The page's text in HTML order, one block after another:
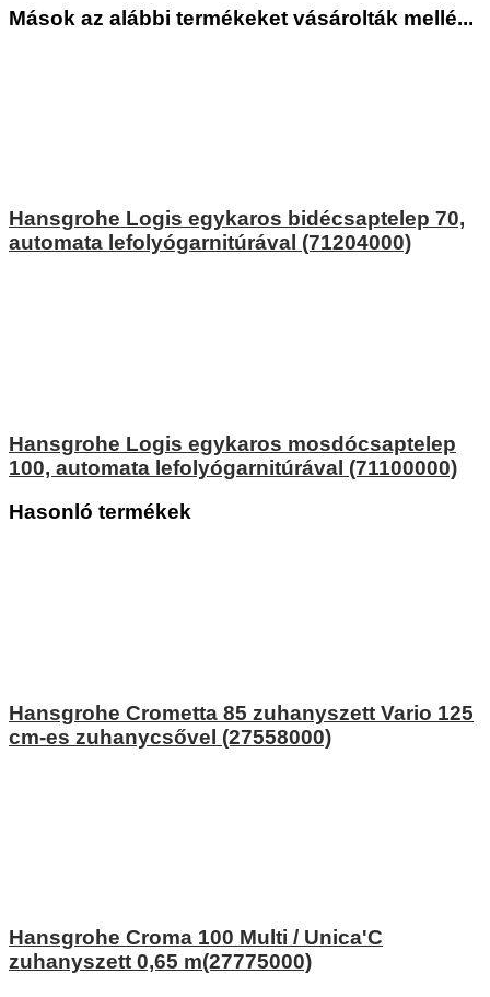
Mások az alábbi termékeket vásárolták mellé...
Hansgrohe Logis egykaros bidécsaptelep 70,
automata lefolyógarnitúrával (71204000)
Hansgrohe Logis egykaros mosdócsaptelep
100, automata lefolyógarnitúrával (71100000)
Hasonló termékek
Hansgrohe Crometta 85 zuhanyszett Vario 125
cm-es zuhanycsővel (27558000)
Hansgrohe Croma 100 Multi / Unica'C
zuhanyszett 0,65 m(27775000)